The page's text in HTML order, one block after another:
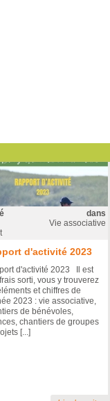
dans
Vie associative
d'activité 2023
d'activité 2023 Il est
sorti, vous y trouverez
et chiffres de
2023 : vie associative,
de bénévoles,
chantiers de groupes
[...]